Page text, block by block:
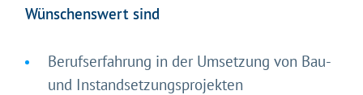
Wünschenswert sind
Berufserfahrung in der Umsetzung von Bau-
und Instandsetzungsprojekten